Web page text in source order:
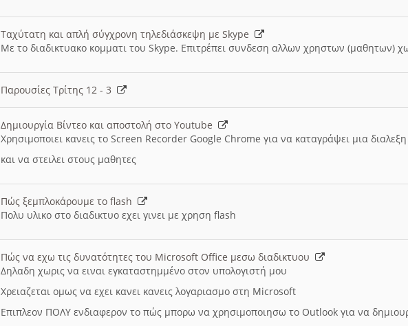
Ταχύτατη και απλή σύγχρονη τηλεδιάσκεψη με Skype
Με το διαδικτυακο κομματι του Skype. Επιτρέπει συνδεση αλλων χρηστων (μαθητων)
Παρουσίες Τρίτης 12 - 3
Δημιουργία Βίντεο και αποστολή στο Youtube
Χρησιμοποιει κανεις το Screen Recorder Google Chrome για να καταγράψει μια
και να στειλει στους μαθητες
Πώς ξεμπλοκάρουμε το flash
Πολυ υλικο στο διαδικτυο εχει γινει με χρηση flash
Πώς να εχω τις δυνατότητες του Microsoft Office μεσω διαδικτυου
Δηλαδη χωρις να ειναι εγκαταστημμένο στον υπολογιστή μου
Χρειαζεται ομως να εχει κανει κανεις λογαριασμο στη Microsoft
Επιπλεον ΠΟΛΥ ενδιαφερον το πώς μπορω να χρησιμοποιησω το Outlook για να